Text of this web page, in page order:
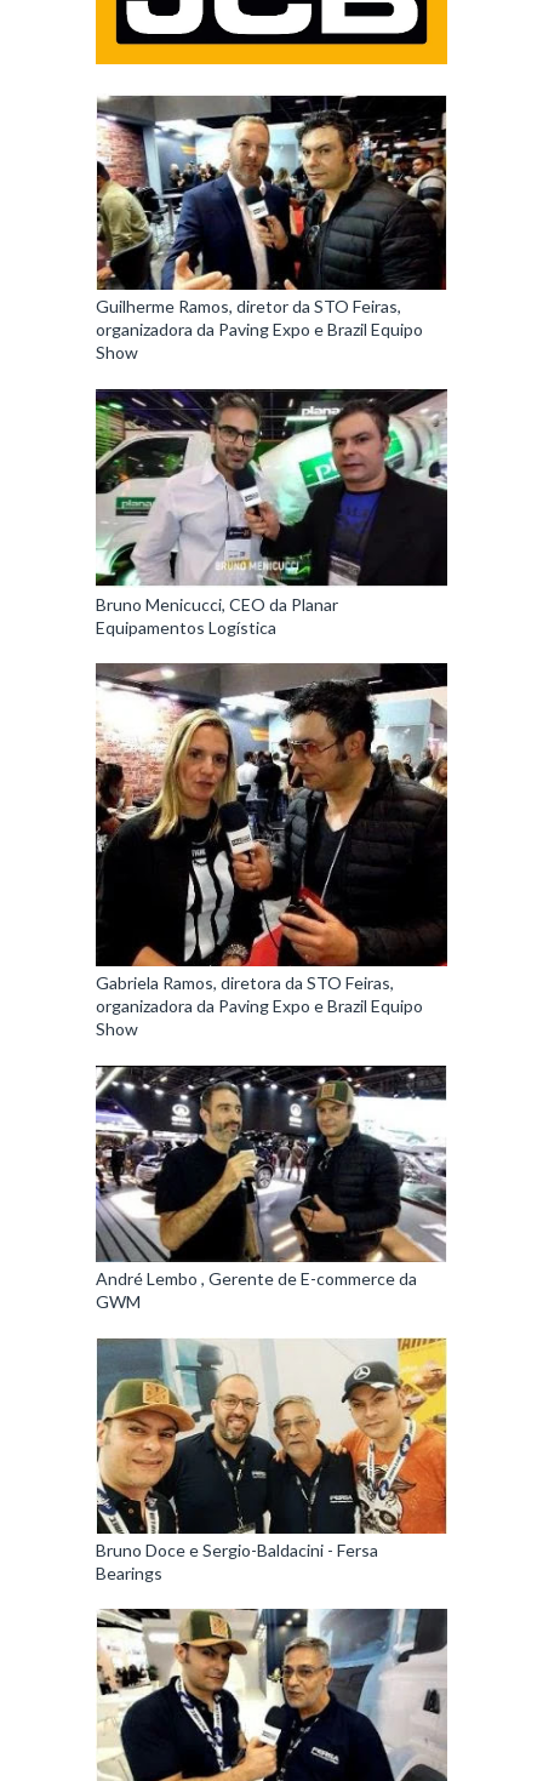
Guilherme Ramos, diretor da STO Feiras,
organizadora da Paving Expo e Brazil Equipo
Show
Bruno Menicucci, CEO da Planar
Equipamentos Logística
Gabriela Ramos, diretora da STO Feiras,
organizadora da Paving Expo e Brazil Equipo
Show
André Lembo , Gerente de E-commerce da
GWM
Bruno Doce e Sergio-Baldacini - Fersa
Bearings